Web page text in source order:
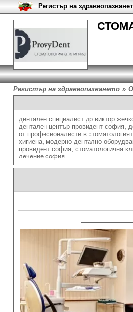
Регистър на
Регистър на здравеопазването »
дентален специалист др виктор
дентален център провидент софия,
от професионалисти в
хигиена, модерно дентално
провидент софия, стоматологична
лечение софия